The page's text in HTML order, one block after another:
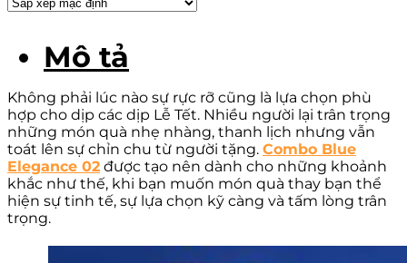
Mô tả
Không phải lúc nào sự rực rỡ cũng là lựa chọn phù
hợp cho dịp các dịp Lễ Tết. Nhiều người lại trân trọng
những món quà nhẹ nhàng, thanh lịch nhưng vẫn
toát lên sự chỉn chu từ người tặng. Combo Blue
Elegance 02 được tạo nên dành cho những khoảnh
khắc như thế, khi bạn muốn món quà thay bạn thể
hiện sự tinh tế, sự lựa chọn kỹ càng và tấm lòng trân
trọng.